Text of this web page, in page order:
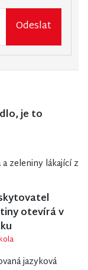
Odeslat
je to
zeleniny lákající z
otevírá v
jazyková